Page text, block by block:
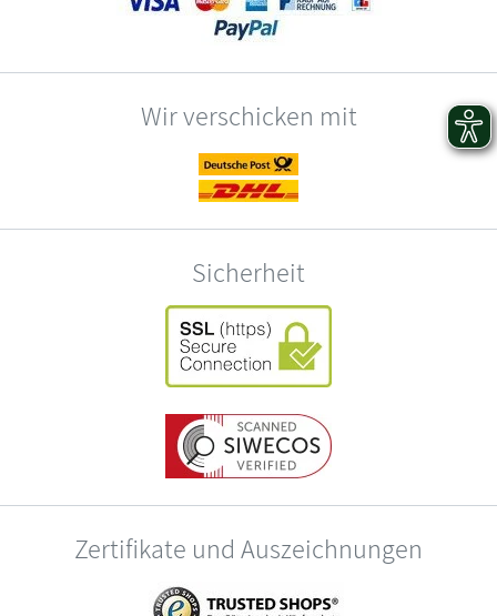
Wir verschicken mit
Sicherheit
Zertifikate und Auszeichnungen